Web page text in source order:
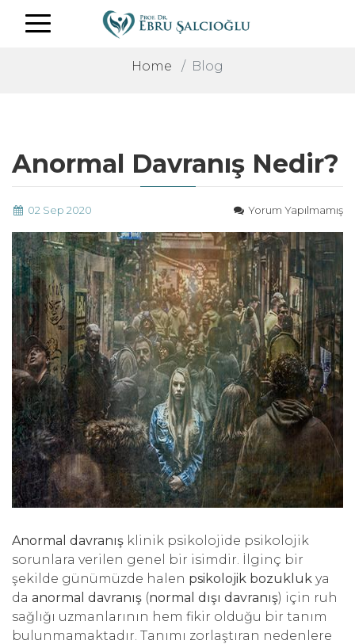
Home Blog
Anormal Davranış Nedir?
02 Sep 2020 Yorum Yapılmamış
Anormal davranış klinik psikolojide psikolojik
sorunlara verilen genel bir isimdir. İlginç bir
şekilde günümüzde halen psikolojik bozukluk ya
da anormal davranış (normal dışı davranış) için ruh
sağlığı uzmanlarının hem fikir olduğu bir tanım
bulunmamaktadır. Tanımı zorlaştıran nedenlere